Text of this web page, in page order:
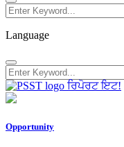
Language
ਰਿਪੋਰਟ ਇਟ!
Opportunity